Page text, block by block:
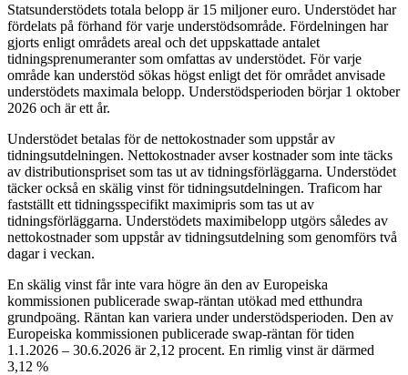
Statsunderstödets totala belopp är 15 miljoner euro. Understödet har
fördelats på förhand för varje understödsområde. Fördelningen har
gjorts enligt områdets areal och det uppskattade antalet
tidningsprenumeranter som omfattas av understödet. För varje
område kan understöd sökas högst enligt det för området anvisade
understödets maximala belopp. Understödsperioden börjar 1 oktober
2026 och är ett år.
Understödet betalas för de nettokostnader som uppstår av
tidningsutdelningen. Nettokostnader avser kostnader som inte täcks
av distributionspriset som tas ut av tidningsförläggarna. Understödet
täcker också en skälig vinst för tidningsutdelningen. Traficom har
fastställt ett tidningsspecifikt maximipris som tas ut av
tidningsförläggarna. Understödets maximibelopp utgörs således av
nettokostnader som uppstår av tidningsutdelning som genomförs två
dagar i veckan.
En skälig vinst får inte vara högre än den av Europeiska
kommissionen publicerade swap-räntan utökad med etthundra
grundpoäng. Räntan kan variera under understödsperioden. Den av
Europeiska kommissionen publicerade swap-räntan för tiden
1.1.2026 – 30.6.2026 är 2,12 procent. En rimlig vinst är därmed
3,12 %